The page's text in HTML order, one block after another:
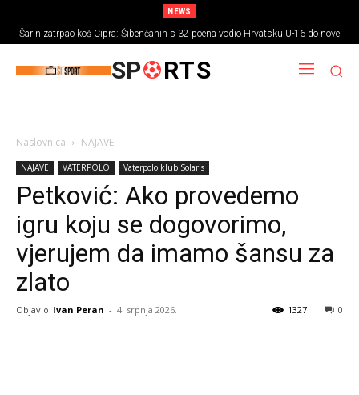
NEWS
Šarin zatrpao koš Cipra: Šibenčanin s 32 poena vodio Hrvatsku U-16 do nove
pobjede
SP RTS
Naslovnica NAJAVE
NAJAVE VATERPOLO Vaterpolo klub Solaris
Petković: Ako provedemo
igru koju se dogovorimo,
vjerujem da imamo šansu za
zlato
Objavio Ivan Peran - 4. srpnja 2026. 0
1327